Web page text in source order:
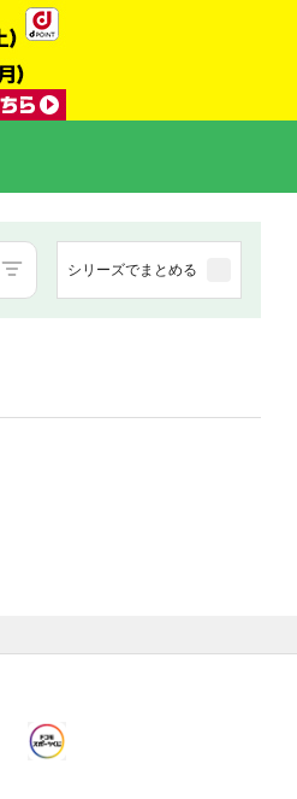
シリーズでまとめる